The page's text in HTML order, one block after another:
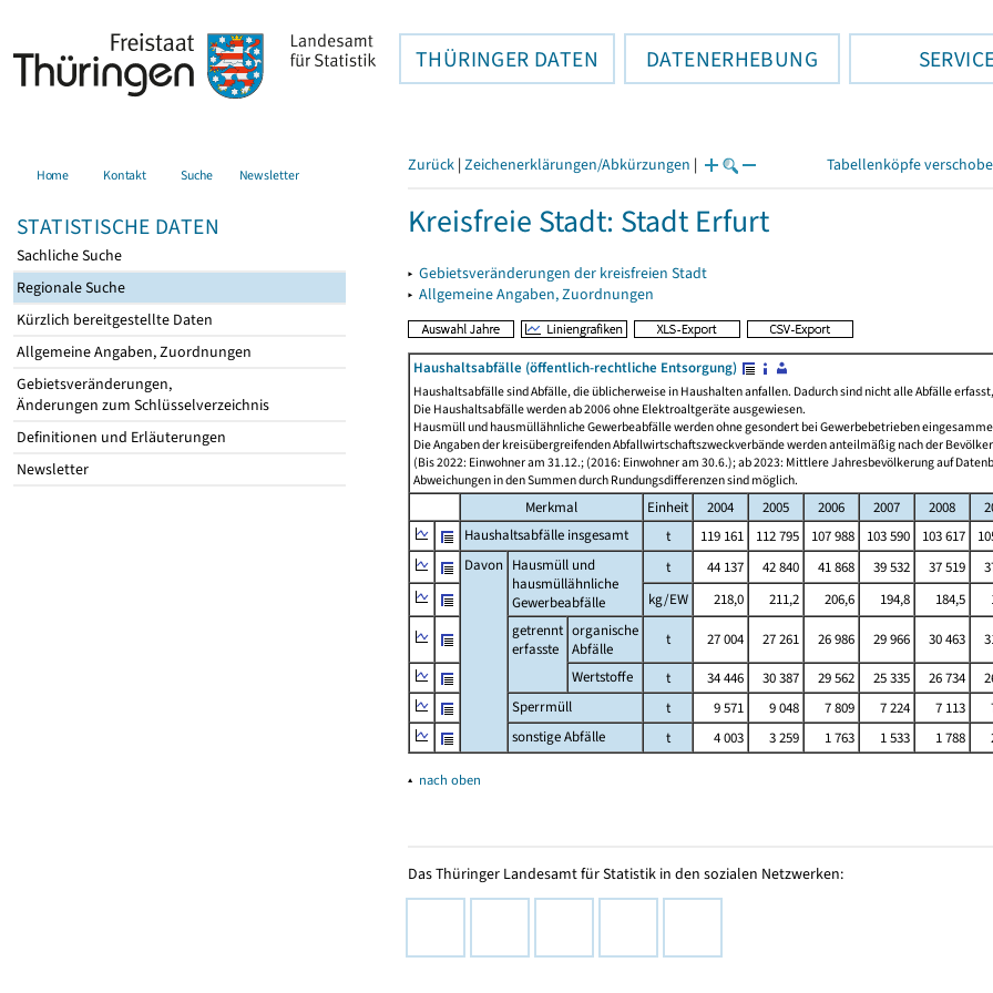
THÜRINGER DATEN DATENERHEBUNG
Home Kontakt Suche Newsletter
STATISTISCHE DATEN
Sachliche Suche
Regionale Suche
Kürzlich bereitgestellte Daten
Allgemeine Angaben, Zuordnungen
Gebietsveränderungen,
Änderungen zum Schlüsselverzeichnis
Definitionen und Erläuterungen
Newsletter
Zurück | Zeichenerklärungen/Abkürzungen | Tabellenköpfe
Kreisfreie Stadt: Stadt Erfurt
▸ Gebietsveränderungen der kreisfreien Stadt
▸ Allgemeine Angaben, Zuordnungen
Haushaltsabfälle (öffentlich-rechtliche Entsorgung)
Haushaltsabfälle sind Abfälle, die üblicherweise in Haushalten anfallen. Dadurch sind nicht alle Abfälle
Die Haushaltsabfälle werden ab 2006 ohne Elektroaltgeräte ausgewiesen.
Hausmüll und hausmüllähnliche Gewerbeabfälle werden ohne gesondert bei Gewerbebetrieben
Die Angaben der kreisübergreifenden Abfallwirtschaftszweckverbände werden anteilmäßig nach der
(Bis 2022: Einwohner am 31.12.; (2016: Einwohner am 30.6.); ab 2023: Mittlere Jahresbevölkerung auf
Abweichungen in den Summen durch Rundungsdifferenzen sind möglich.
Merkmal Einheit 2004 2005 2006 2007 2008
Haushaltsabfälle insgesamt
t 119 161 112 795 107 988 103 590 103 617
Davon Hausmüll und
hausmüllähnliche
Gewerbeabfälle
t 44 137 42 840 41 868 39 532 37 519
kg/EW
218,0 211,2 206,6 194,8 184,5
getrennt
erfasste
organische
Abfälle
t 27 004 27 261 26 986 29 966 30 463
Wertstoffe
t 34 446 30 387 29 562 25 335 26 734
Sperrmüll
t 9 571 9 048 7 809 7 224 7 113
sonstige Abfälle
t 4 003 3 259 1 763 1 533 1 788
▴ nach oben
Das Thüringer Landesamt für Statistik in den sozialen Netzwerken: